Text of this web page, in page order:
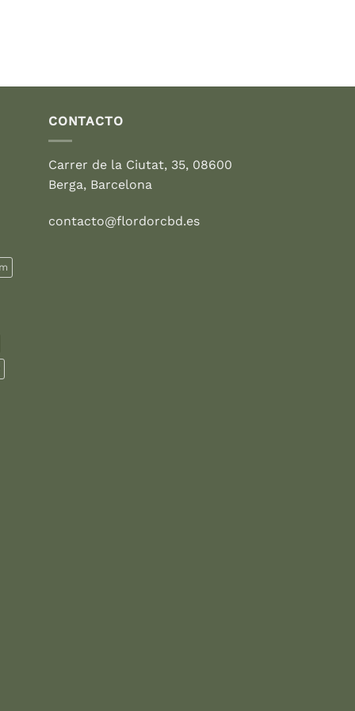
CONTACTO
Carrer de la Ciutat, 35, 08600
Berga, Barcelona
contacto@flordorcbd.es